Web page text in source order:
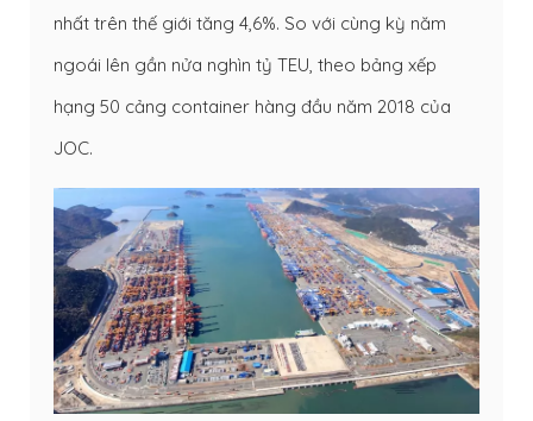
nhất trên thế giới tăng 4,6%. So với cùng kỳ năm
ngoái lên gần nửa nghìn tỷ TEU, theo bảng xếp
hạng 50 cảng container hàng đầu năm 2018 của
JOC.